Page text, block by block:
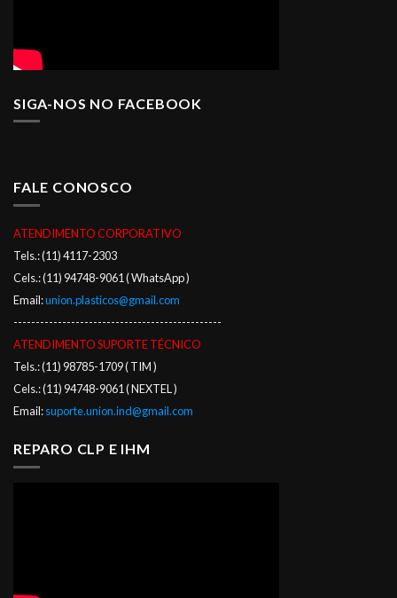
SIGA-NOS NO FACEBOOK
FALE CONOSCO
ATENDIMENTO CORPORATIVO
Tels.: (11) 4117-2303
Cels.: (11) 94748-9061 ( WhatsApp )
Email:union.plasticos@gmail.com
-----------------------------------------------
ATENDIMENTO SUPORTE TÉCNICO
Tels.: (11) 98785-1709 ( TIM )
Cels.: (11) 94748-9061 ( NEXTEL )
Email:suporte.union.ind@gmail.com
REPARO CLP E IHM